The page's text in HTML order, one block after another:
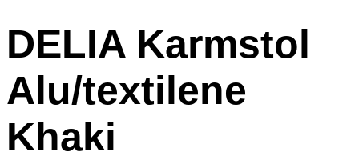
DELIA Karmstol
Alu/textilene
Khaki